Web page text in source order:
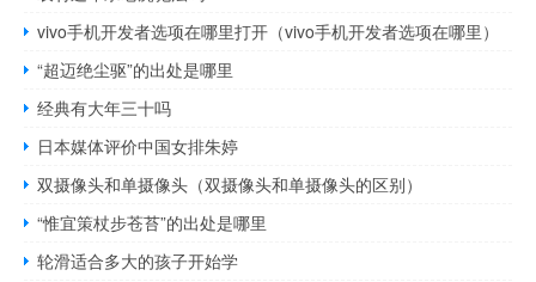
vivo手机开发者选项在哪里打开（vivo手机开发者选项在哪里）
“超迈绝尘驱”的出处是哪里
经典有大年三十吗
日本媒体评价中国女排朱婷
双摄像头和单摄像头（双摄像头和单摄像头的区别）
“惟宜策杖步苍苔”的出处是哪里
轮滑适合多大的孩子开始学